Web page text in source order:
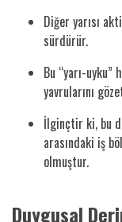
Diğer yarısı
sürdürür.
Bu “yarı-uyku”
yavrularını
İlginçtir ki, bu
arasındaki iş
olmuştur.
Duygusal